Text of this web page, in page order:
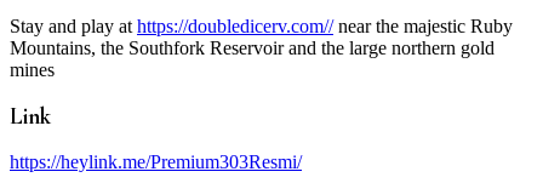
Stay and play at https://doubledicerv.com//near the majestic Ruby
Mountains, the Southfork Reservoir and the large northern gold
mines
Link
https://heylink.me/Premium303Resmi/